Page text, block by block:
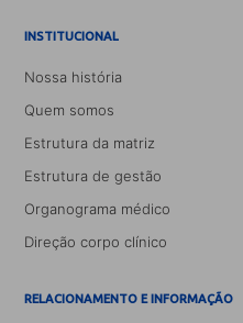
INSTITUCIONAL
Nossa história
Quem somos
Estrutura da matriz
Estrutura de gestão
Organograma médico
Direção corpo clínico
RELACIONAMENTO E INFORMAÇÃO